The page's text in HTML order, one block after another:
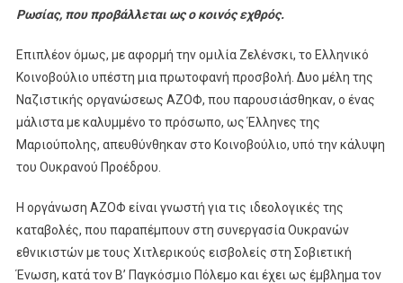
Ρωσίας, που προβάλλεται ως ο κοινός εχθρός.
Επιπλέον όμως, με αφορμή την ομιλία Ζελένσκι, το Ελληνικό
Κοινοβούλιο υπέστη μια πρωτοφανή προσβολή. Δυο μέλη της
Ναζιστικής οργανώσεως ΑΖΟΦ, που παρουσιάσθηκαν, ο ένας
μάλιστα με καλυμμένο το πρόσωπο, ως Έλληνες της
Μαριούπολης, απευθύνθηκαν στο Κοινοβούλιο, υπό την κάλυψη
του Ουκρανού Προέδρου.
Η οργάνωση ΑΖΟΦ είναι γνωστή για τις ιδεολογικές της
καταβολές, που παραπέμπουν στη συνεργασία Ουκρανών
εθνικιστών με τους Χιτλερικούς εισβολείς στη Σοβιετική
Ένωση, κατά τον Β’ Παγκόσμιο Πόλεμο και έχει ως έμβλημα τον